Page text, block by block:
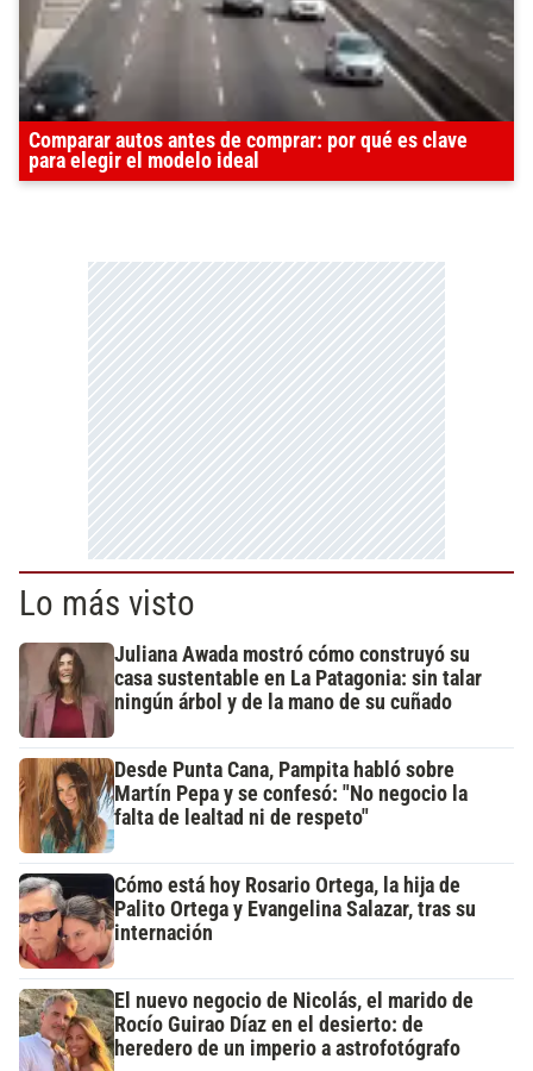
Comparar autos antes de comprar: por qué es clave
para elegir el modelo ideal
Lo más visto
Juliana Awada mostró cómo construyó su
casa sustentable en La Patagonia: sin talar
ningún árbol y de la mano de su cuñado
Desde Punta Cana, Pampita habló sobre
Martín Pepa y se confesó: "No negocio la
falta de lealtad ni de respeto"
Cómo está hoy Rosario Ortega, la hija de
Palito Ortega y Evangelina Salazar, tras su
internación
El nuevo negocio de Nicolás, el marido de
Rocío Guirao Díaz en el desierto: de
heredero de un imperio a astrofotógrafo